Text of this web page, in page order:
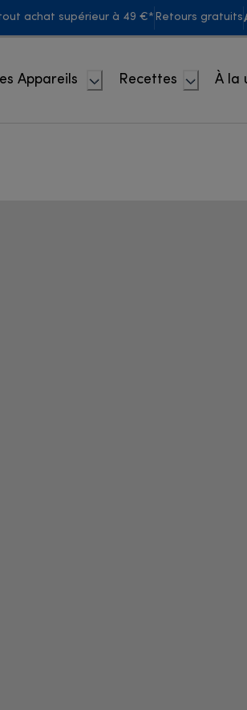
achat supérieur à 49 €* Retours gratuits
Appareils Recettes À la